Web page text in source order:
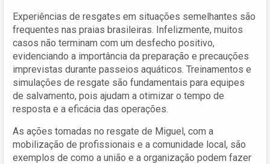
Experiências de resgates em situações semelhantes são
frequentes nas praias brasileiras. Infelizmente, muitos
casos não terminam com um desfecho positivo,
evidenciando a importância da preparação e precauções
imprevistas durante passeios aquáticos. Treinamentos e
simulações de resgate são fundamentais para equipes
de salvamento, pois ajudam a otimizar o tempo de
resposta e a eficácia das operações.
As ações tomadas no resgate de Miguel, com a
mobilização de profissionais e a comunidade local, são
exemplos de como a união e a organização podem fazer